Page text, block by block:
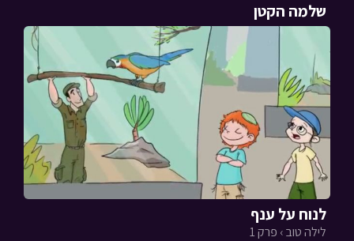
שלמה הקטן
לנוח על ענף
לילה טוב › פרק 1